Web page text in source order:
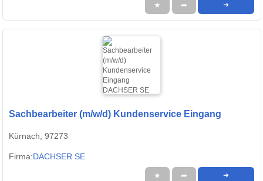
★ ➦ ➜
Sachbearbeiter (m/w/d) Kundenservice Eingang
Kürnach, 97273
Firma:DACHSER SE
★ ➦ ➜